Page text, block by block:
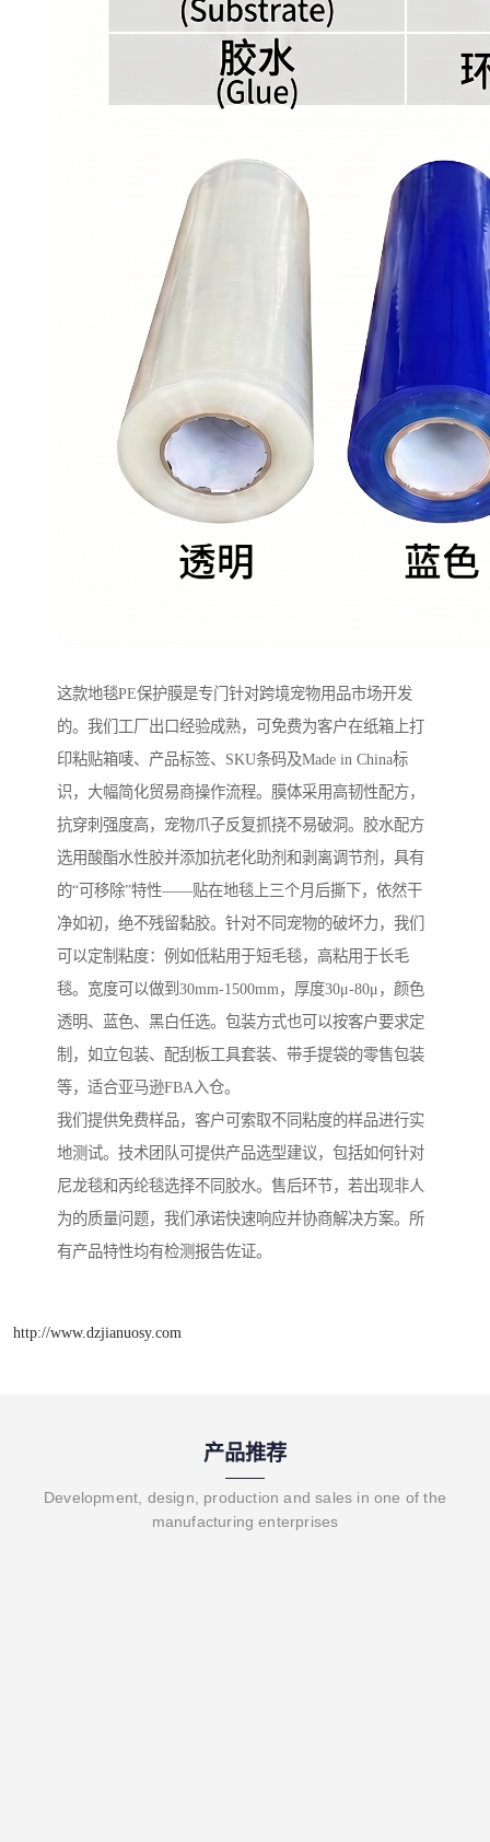
这款地毯PE保护膜是专门针对跨境宠物用品市场开发
的。我们工厂出口经验成熟，可免费为客户在纸箱上打
印粘贴箱唛、产品标签、SKU条码及Made in China标
识，大幅简化贸易商操作流程。膜体采用高韧性配方，
抗穿刺强度高，宠物爪子反复抓挠不易破洞。胶水配方
选用酸酯水性胶并添加抗老化助剂和剥离调节剂，具有
的“可移除”特性——贴在地毯上三个月后撕下，依然干
净如初，绝不残留黏胶。针对不同宠物的破坏力，我们
可以定制粘度：例如低粘用于短毛毯，高粘用于长毛
毯。宽度可以做到30mm-1500mm，厚度30μ-80μ，颜色
透明、蓝色、黑白任选。包装方式也可以按客户要求定
制，如立包装、配刮板工具套装、带手提袋的零售包装
等，适合亚马逊FBA入仓。
我们提供免费样品，客户可索取不同粘度的样品进行实
地测试。技术团队可提供产品选型建议，包括如何针对
尼龙毯和丙纶毯选择不同胶水。售后环节，若出现非人
为的质量问题，我们承诺快速响应并协商解决方案。所
有产品特性均有检测报告佐证。
http://www.dzjianuosy.com
产品推荐
Development, design, production and sales in one of the
manufacturing enterprises